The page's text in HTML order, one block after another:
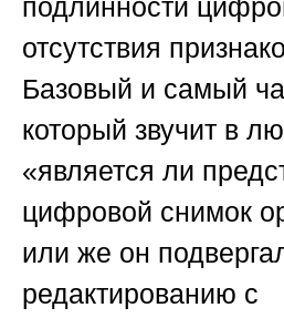
подлинности
отсутствия
Базовый и самый
который звучит в
«является ли
цифровой снимок
или же он
редактированию с